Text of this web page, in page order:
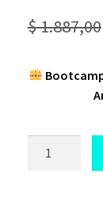
$1.887,00